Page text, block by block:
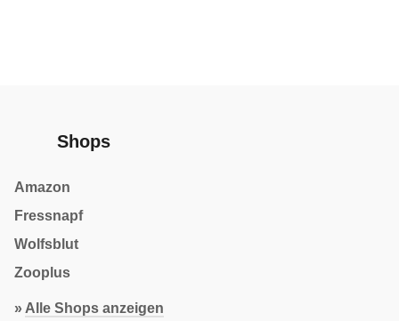
Shops
Amazon
Fressnapf
Wolfsblut
Zooplus
» Alle Shops anzeigen